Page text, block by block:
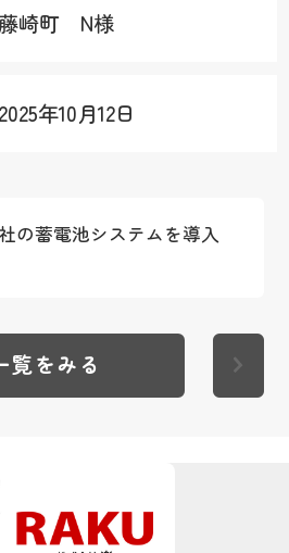
藤崎町 N様
2025年10月12日
の蓄電池システムを導入
覧をみる